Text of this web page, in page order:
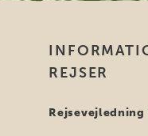
REJSER
Rejsevejledning